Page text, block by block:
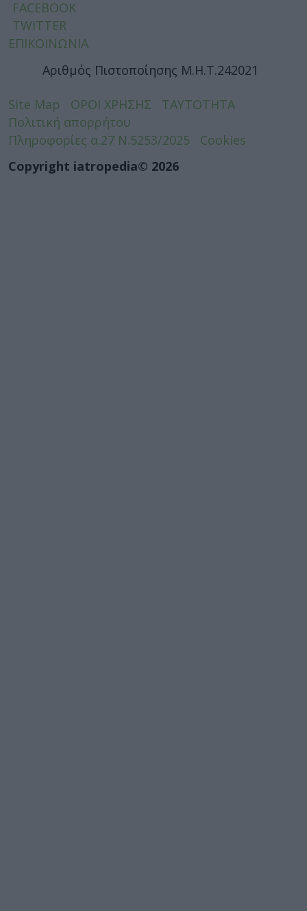
FACEBOOK
TWITTER
ΕΠΙΚΟΙΝΩΝΙΑ
Αριθμός Πιστοποίησης Μ.Η.Τ.242021
Site Map ΟΡΟΙ ΧΡΗΣΗΣ
ΤΑΥΤΟΤΗΤΑ
Πολιτική απορρήτου
Πληροφορίες α.27 Ν.5253/2025
Cookies
Copyright iatropedia© 2026